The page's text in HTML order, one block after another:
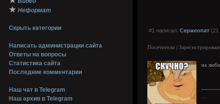
★ Неформат
Скрыть категории
Написать администрации сайта
Ответы на вопросы
Статистика сайта
Последние комментарии
Наш чат в Telegram
Наш архив в Telegram
#1 написал: Сержеопат (21
Посетители |
на